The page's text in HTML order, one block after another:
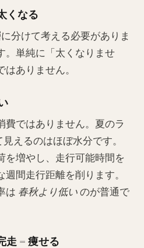
くなる
分けて考える必要がありま
単純に「太くなりませ
ありません。
費ではありません。夏のラ
えるのはほぼ水分です。
を増やし、走行可能時間を
間走行距離を削ります。
は 春秋より低いのが普通で
走 = 痩せる